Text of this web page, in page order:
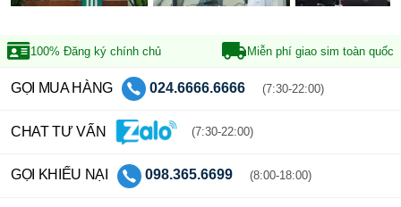
100% Đăng ký chính chủ Miễn phí giao sim toàn quốc
GỌI MUA HÀNG 024.6666.6666 (7:30-22:00)
CHAT TƯ VẤN (7:30-22:00)
GỌI KHIẾU NẠI 098.365.6699 (8:00-18:00)